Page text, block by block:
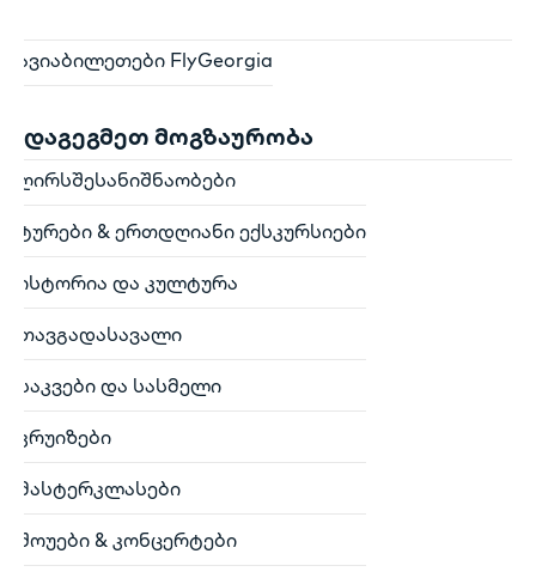
ავიაბილეთები FlyGeorgia
დაგეგმეთ მოგზაურობა
ღირსშესანიშნაობები
ტურები & ერთდღიანი ექსკურსიები
ისტორია და კულტურა
თავგადასავალი
საკვები და სასმელი
კრუიზები
მასტერკლასები
შოუები & კონცერტები